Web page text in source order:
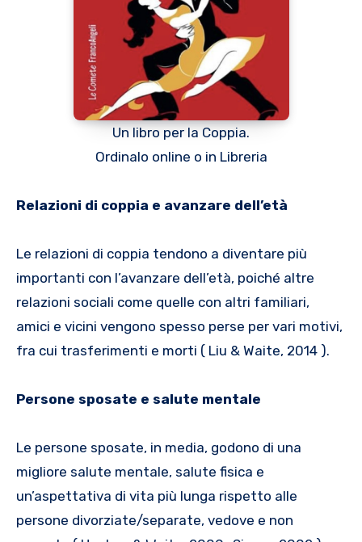
Un libro per la Coppia.
Ordinalo online o in Libreria
Relazioni di coppia e avanzare dell’età
Le relazioni di coppia tendono a diventare più
importanti con l’avanzare dell’età, poiché altre
relazioni sociali come quelle con altri familiari,
amici e vicini vengono spesso perse per vari motivi,
fra cui trasferimenti e morti ( Liu & Waite, 2014 ).
Persone sposate e salute mentale
Le persone sposate, in media, godono di una
migliore salute mentale, salute fisica e
un’aspettativa di vita più lunga rispetto alle
persone divorziate/separate, vedove e non